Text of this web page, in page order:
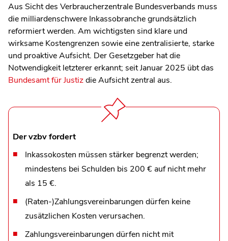
Aus Sicht des Verbraucherzentrale Bundesverbands muss
die milliardenschwere Inkassobranche grundsätzlich
reformiert werden. Am wichtigsten sind klare und
wirksame Kostengrenzen sowie eine zentralisierte, starke
und proaktive Aufsicht. Der Gesetzgeber hat die
Notwendigkeit letzterer erkannt; seit Januar 2025 übt das
Bundesamt für Justizdie Aufsicht zentral aus.
Der vzbv fordert
Inkassokosten müssen stärker begrenzt werden;
mindestens bei Schulden bis 200 € auf nicht mehr
als 15 €.
(Raten-)Zahlungsvereinbarungen dürfen keine
zusätzlichen Kosten verursachen.
Zahlungsvereinbarungen dürfen nicht mit